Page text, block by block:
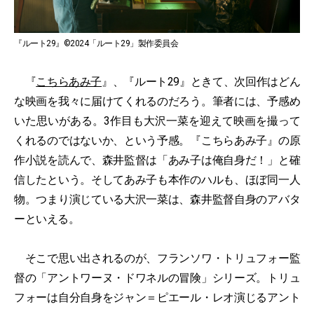
『ルート29』©2024「ルート29」製作委員会
『こちらあみ子 』、『ルート29』ときて、次回作はどん
な映画を我々に届けてくれるのだろう。筆者には、予感め
いた思いがある。3作目も大沢一菜を迎えて映画を撮って
くれるのではないか、という予感。『こちらあみ子』の原
作小説を読んで、森井監督は「あみ子は俺自身だ！」と確
信したという。そしてあみ子も本作のハルも、ほぼ同一人
物。つまり演じている大沢一菜は、森井監督自身のアバタ
ーといえる。
そこで思い出されるのが、フランソワ・トリュフォー監
督の「アントワーヌ・ドワネルの冒険」シリーズ。トリュ
フォーは自分自身をジャン＝ピエール・レオ演じるアント